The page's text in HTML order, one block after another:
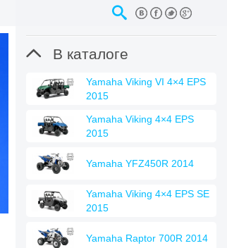
 В каталоге
Yamaha Viking VI 4×4 EPS
2015
Yamaha Viking 4×4 EPS
2015
Yamaha YFZ450R 2014
Yamaha Viking 4×4 EPS SE
2015
Yamaha Raptor 700R 2014